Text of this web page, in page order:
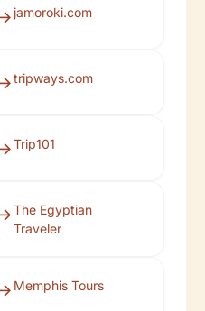
jamoroki.com
tripways.com
Trip101
The Egyptian
Traveler
Memphis Tours